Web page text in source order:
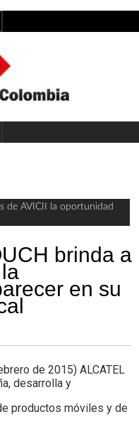
de AVICII la oportunidad
brinda a
en su
de 2015) ALCATEL
desarrolla y
productos móviles y de